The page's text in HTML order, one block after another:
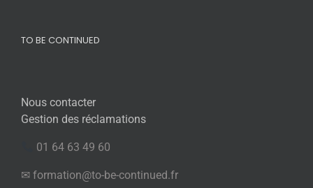
TO BE CONTINUED
Nous contacter
Gestion des réclamations
01 64 63 49 60
✉ formation@to-be-continued.fr